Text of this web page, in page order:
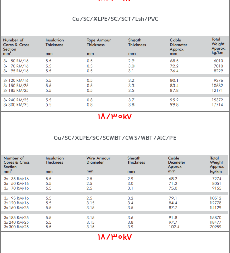
Cu/SC/XLPE/SC/SCT/Lsh/PVC
18/30kV
Cu/SC/XLPE/SC/SCWBT/CWS/WBT/AlC/PE
18/30kV